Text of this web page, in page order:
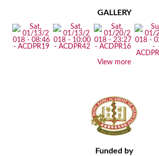
GALLERY
View more
Funded by